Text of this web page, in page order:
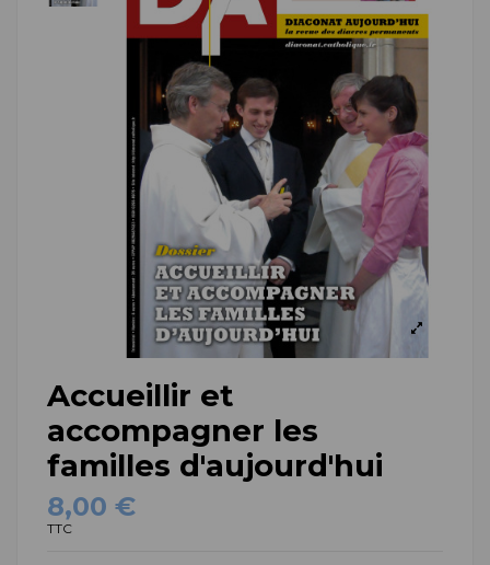
Accueillir et
accompagner les
familles d'aujourd'hui
8,00 €
TTC